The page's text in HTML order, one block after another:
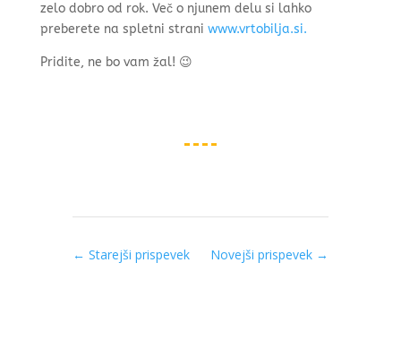
zelo dobro od rok. Več o njunem delu si lahko
preberete na spletni strani www.vrtobilja.si.
Pridite, ne bo vam žal! 😉
← Starejši prispevek Novejši prispevek →